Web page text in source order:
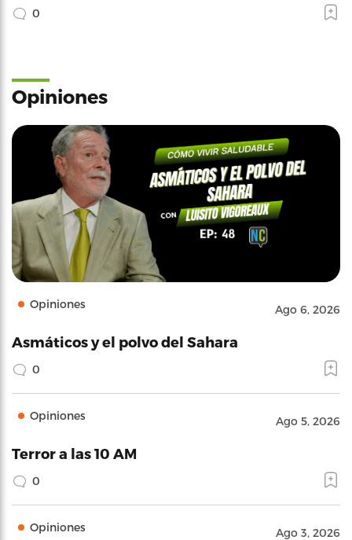
0
Opiniones
Opiniones Ago 6, 2026
Asmáticos y el polvo del Sahara
0
Opiniones Ago 5, 2026
Terror a las 10 AM
0
Opiniones Ago 3, 2026